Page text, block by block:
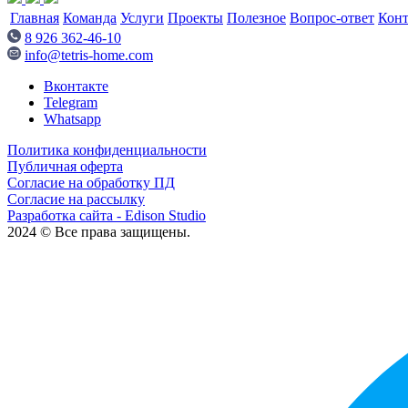
Главная Команда Услуги Проекты Полезное Вопрос-ответ
8 926 362-46-10
info@tetris-home.com
Вконтакте
Telegram
Whatsapp
Политика конфиденциальности
Публичная оферта
Согласие на обработку ПД
Согласие на рассылку
Разработка сайта - Edison Studio
2024 © Все права защищены.